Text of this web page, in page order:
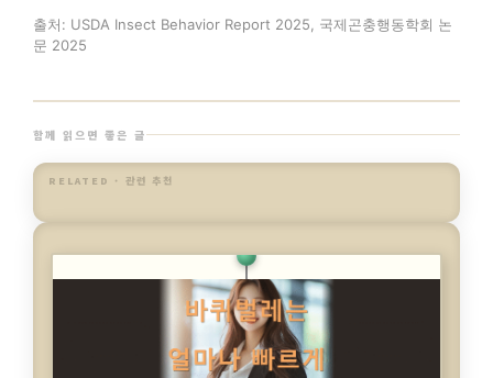
출처: USDA Insect Behavior Report 2025, 국제곤충행동학회 논
문 2025
함께 읽으면 좋은 글
RELATED · 관련 추천